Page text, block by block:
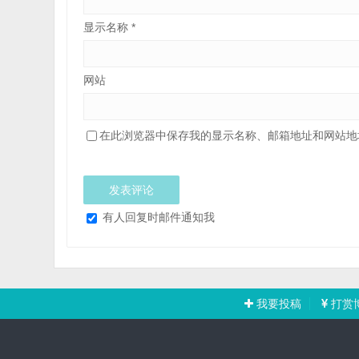
显示名称*
网站
在此浏览器中保存我的显示名称、邮箱地址和网站
有人回复时邮件通知我
我要投稿 打赏